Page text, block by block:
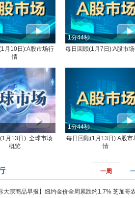
月10日):A股市场行
情
1分44秒
每日回顾(1月7日):A股市
月13日): 全球市场
概览
1分44秒
每日回顾(1月13日):A股市
情
一周
大宗商品早报】纽约金价全周累跌约1.7% 芝加哥